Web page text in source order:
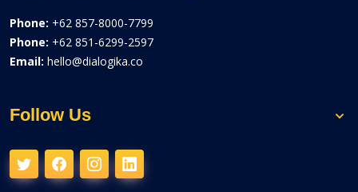
Phone: +62 857-8000-7799
Phone: +62 851-6299-2597
Email: hello@dialogika.co
Follow Us